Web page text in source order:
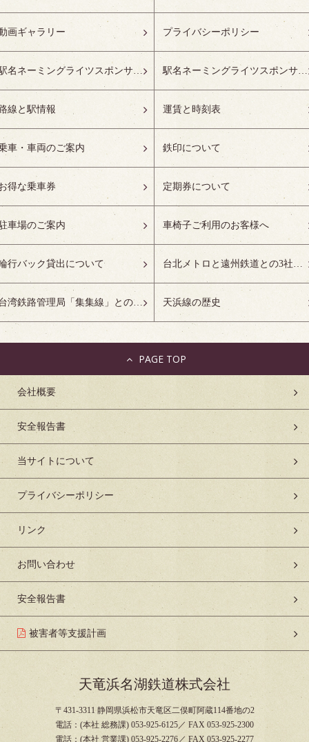
画ギャラリー プライバシーポリシー
駅名ネーミングライツスポンサーの募集開始 駅名ネーミングライツスポンサー紹介
線と駅情報 運賃と時刻表
車・車両のご案内 鉄印について
得な乗車券 定期券について
車場のご案内 車椅子ご利用のお客様へ
行バック貸出について 台北メトロと遠州鉄道との3社友好協定について
台湾鉄路管理局「集集線」との姉妹鉄道協定について 天浜線の歴史
会社概要
安全報告書
当サイトについて
プライバシーポリシー
リンク
お問い合わせ
安全報告書
被害者等支援計画
天竜浜名湖鉄道株式会社
〒431-3311 静岡県浜松市天竜区二俣町阿蔵114番地の2
電話：(本社 総務課) 053-925-6125／ FAX 053-925-2300
電話：(本社 営業課) 053-925-2276／ FAX 053-925-2277
PAGE TOP